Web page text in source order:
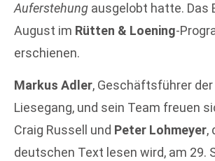
Auferstehung ausgelobt hatte. Das
August im Rütten & Loening-
erschienen.
Markus Adler, Geschäftsführer
Liesegang, und sein Team freuen
Craig Russell und Peter Lohmeyer,
deutschen Text lesen wird, am 29.